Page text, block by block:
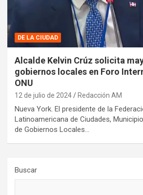
DE LA CIUDAD
Alcalde Kelvin Crúz solicita
gobiernos locales en Foro
ONU
12 de julio de 2024 Redacción AM
Nueva York. El presidente de la
Latinoamericana de Ciudades,
de Gobiernos Locales…
Buscar